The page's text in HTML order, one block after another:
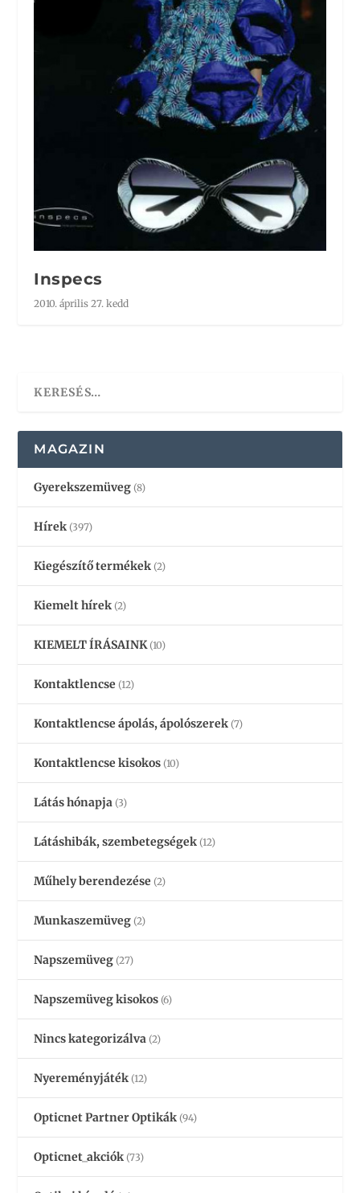
Inspecs
2010. április 27. kedd
MAGAZIN
Gyerekszemüveg (8)
Hírek (397)
Kiegészítő termékek (2)
Kiemelt hírek (2)
KIEMELT ÍRÁSAINK(10)
Kontaktlencse (12)
Kontaktlencse ápolás, ápolószerek (7)
Kontaktlencse kisokos (10)
Látás hónapja (3)
Látáshibák, szembetegségek (12)
Műhely berendezése (2)
Munkaszemüveg (2)
Napszemüveg (27)
Napszemüveg kisokos (6)
Nincs kategorizálva (2)
Nyereményjáték (12)
Opticnet Partner Optikák (94)
Opticnet_akciók (73)